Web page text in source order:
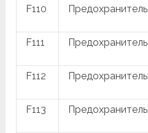
F110 Предохранитель
F111 Предохранитель
F112 Предохранитель
F113 Предохранитель